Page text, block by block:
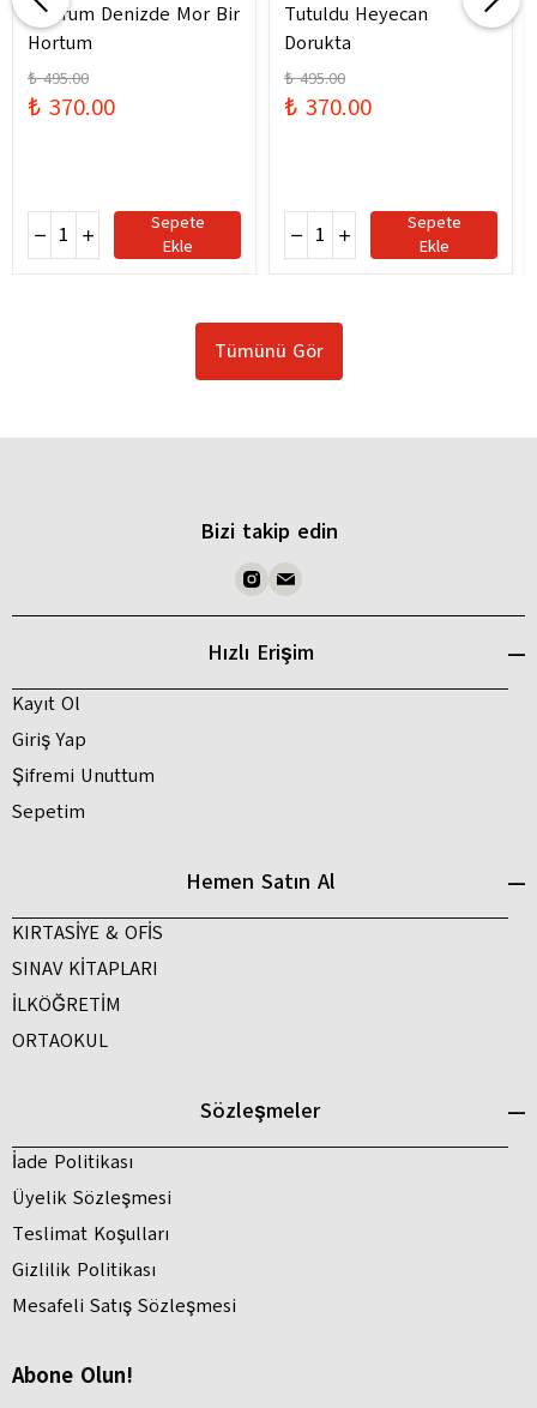
Bodrum Denizde Mor Bir
Hortum
₺ 495.00
₺ 370.00
Sepete
Ekle
Tutuldu Heyecan
Dorukta
₺ 495.00
₺ 370.00
Sepete
Ekle
Tümünü Gör
Bizi takip edin
Hızlı Erişim
Kayıt Ol
Giriş Yap
Şifremi Unuttum
Sepetim
Hemen Satın Al
KIRTASİYE & OFİS
SINAV KİTAPLARI
İLKÖĞRETİM
ORTAOKUL
Sözleşmeler
İade Politikası
Üyelik Sözleşmesi
Teslimat Koşulları
Gizlilik Politikası
Mesafeli Satış Sözleşmesi
Abone Olun!